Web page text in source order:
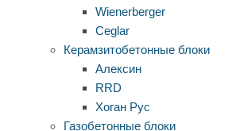
Wienerberger
Ceglar
Керамзитобетонные блоки
Алексин
RRD
Хоган Рус
Газобетонные блоки